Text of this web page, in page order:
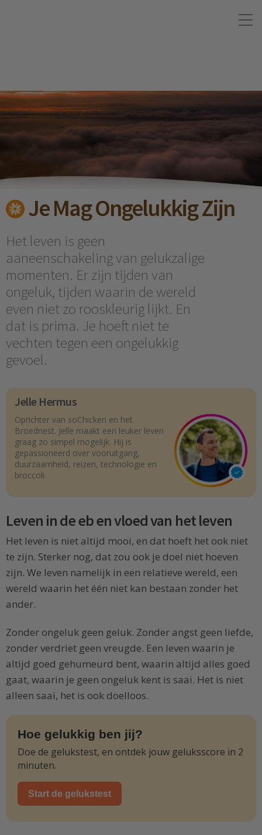
Je Mag Ongelukkig Zijn
Het leven is geen
aaneenschakeling van gelukzalige
momenten. Er zijn tijden van
ongeluk, tijden waarin de wereld
even niet zo rooskleurig lijkt. En
dat is prima. Je hoeft niet te
vechten tegen een ongelukkig
gevoel.
Jelle Hermus
Oprichter van soChicken en het
Broednest. Jelle maakt een leuker leven
graag zo simpel mogelijk. Hij is
gepassioneerd over vooruitgang,
duurzaamheid, reizen, technologie en
broccoli.
Leven in de eb en vloed van het leven
Het leven is niet altijd mooi, en dat hoeft het ook niet
te zijn. Sterker nog, dat zou ook je doel niet hoeven
zijn. We leven namelijk in een relatieve wereld, een
wereld waarin het één niet kan bestaan zonder het
ander.
Zonder ongeluk geen geluk. Zonder angst geen liefde,
zonder verdriet geen vreugde. Een leven waarin je
altijd goed gehumeurd bent, waarin altijd alles goed
gaat, waarin je geen ongeluk kent is saai. Het is niet
alleen saai, het is ook doelloos.
Hoe gelukkig ben jij?
Doe de gelukstest, en ontdek jouw geluksscore in 2
minuten.
Start de gelukstest